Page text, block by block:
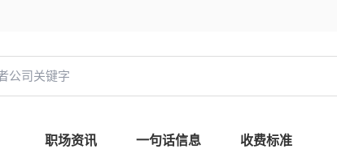
职场资讯 一句话信息 收费标准